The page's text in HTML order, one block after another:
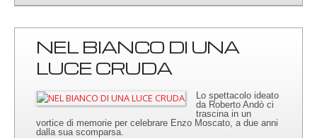
NEL BIANCO DI UNA
LUCE CRUDA
Lo spettacolo ideato
da Roberto Andò ci
trascina in un
vortice di memorie per celebrare Enzo Moscato, a due anni
dalla sua scomparsa.